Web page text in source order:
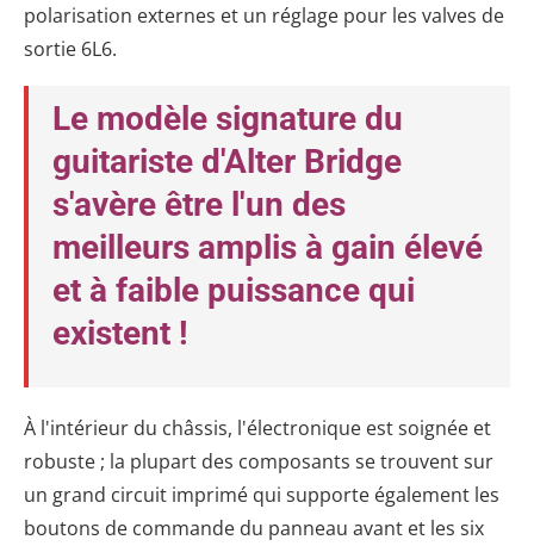
polarisation externes et un réglage pour les valves de
sortie 6L6.
Le modèle signature du
guitariste d'Alter Bridge
s'avère être l'un des
meilleurs amplis à gain élevé
et à faible puissance qui
existent !
À l'intérieur du châssis, l'électronique est soignée et
robuste ; la plupart des composants se trouvent sur
un grand circuit imprimé qui supporte également les
boutons de commande du panneau avant et les six